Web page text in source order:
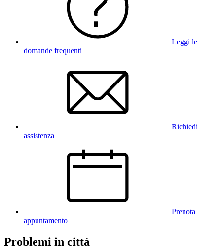
Leggi le
domande frequenti
Richiedi
assistenza
Prenota
appuntamento
Problemi in città